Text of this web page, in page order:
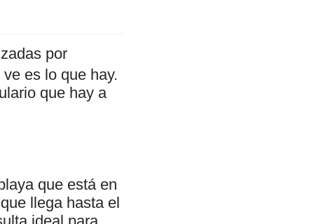
por
es lo que hay.
que hay a
que está en
llega hasta el